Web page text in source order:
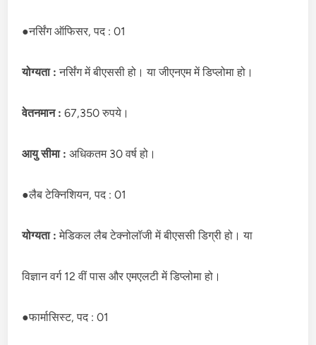
●नर्सिंग ऑफिसर, पद : 01
योग्यता :नर्सिंग में बीएससी हो। या जीएनएम में डिप्लोमा हो।
वेतनमान :67,350 रुपये।
आयु सीमा :अधिकतम 30 वर्ष हो।
●लैब टेक्निशियन, पद : 01
योग्यता :मेडिकल लैब टेक्नोलॉजी में बीएससी डिग्री हो। या
विज्ञान वर्ग 12 वीं पास और एमएलटी में डिप्लोमा हो।
●फार्मासिस्ट, पद : 01